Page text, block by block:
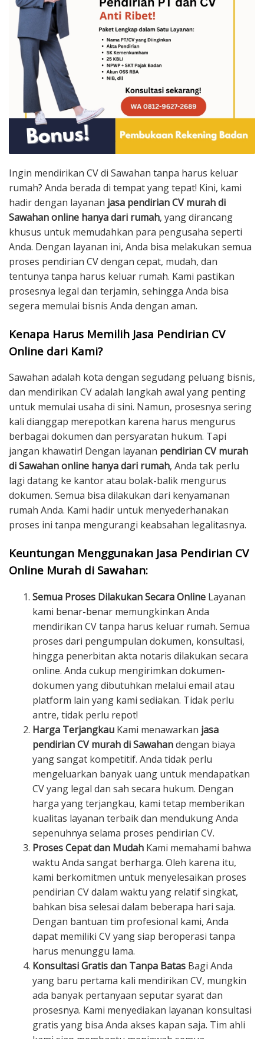
Ingin mendirikan CV di Sawahan tanpa harus keluar
rumah? Anda berada di tempat yang tepat! Kini, kami
hadir dengan layanan jasa pendirian CV murah di
Sawahan online hanya dari rumah, yang dirancang
khusus untuk memudahkan para pengusaha seperti
Anda. Dengan layanan ini, Anda bisa melakukan semua
proses pendirian CV dengan cepat, mudah, dan
tentunya tanpa harus keluar rumah. Kami pastikan
prosesnya legal dan terjamin, sehingga Anda bisa
segera memulai bisnis Anda dengan aman.
Kenapa Harus Memilih Jasa Pendirian CV
Online dari Kami?
Sawahan adalah kota dengan segudang peluang bisnis,
dan mendirikan CV adalah langkah awal yang penting
untuk memulai usaha di sini. Namun, prosesnya sering
kali dianggap merepotkan karena harus mengurus
berbagai dokumen dan persyaratan hukum. Tapi
jangan khawatir! Dengan layanan pendirian CV murah
di Sawahan online hanya dari rumah, Anda tak perlu
lagi datang ke kantor atau bolak-balik mengurus
dokumen. Semua bisa dilakukan dari kenyamanan
rumah Anda. Kami hadir untuk menyederhanakan
proses ini tanpa mengurangi keabsahan legalitasnya.
Keuntungan Menggunakan Jasa Pendirian CV
Online Murah di Sawahan:
Semua Proses Dilakukan Secara Online Layanan
kami benar-benar memungkinkan Anda
mendirikan CV tanpa harus keluar rumah. Semua
proses dari pengumpulan dokumen, konsultasi,
hingga penerbitan akta notaris dilakukan secara
online. Anda cukup mengirimkan dokumen-
dokumen yang dibutuhkan melalui email atau
platform lain yang kami sediakan. Tidak perlu
antre, tidak perlu repot!
Harga Terjangkau Kami menawarkan jasa
pendirian CV murah di Sawahandengan biaya
yang sangat kompetitif. Anda tidak perlu
mengeluarkan banyak uang untuk mendapatkan
CV yang legal dan sah secara hukum. Dengan
harga yang terjangkau, kami tetap memberikan
kualitas layanan terbaik dan mendukung Anda
sepenuhnya selama proses pendirian CV.
Proses Cepat dan Mudah Kami memahami bahwa
waktu Anda sangat berharga. Oleh karena itu,
kami berkomitmen untuk menyelesaikan proses
pendirian CV dalam waktu yang relatif singkat,
bahkan bisa selesai dalam beberapa hari saja.
Dengan bantuan tim profesional kami, Anda
dapat memiliki CV yang siap beroperasi tanpa
harus menunggu lama.
Konsultasi Gratis dan Tanpa Batas Bagi Anda
yang baru pertama kali mendirikan CV, mungkin
ada banyak pertanyaan seputar syarat dan
prosesnya. Kami menyediakan layanan konsultasi
gratis yang bisa Anda akses kapan saja. Tim ahli